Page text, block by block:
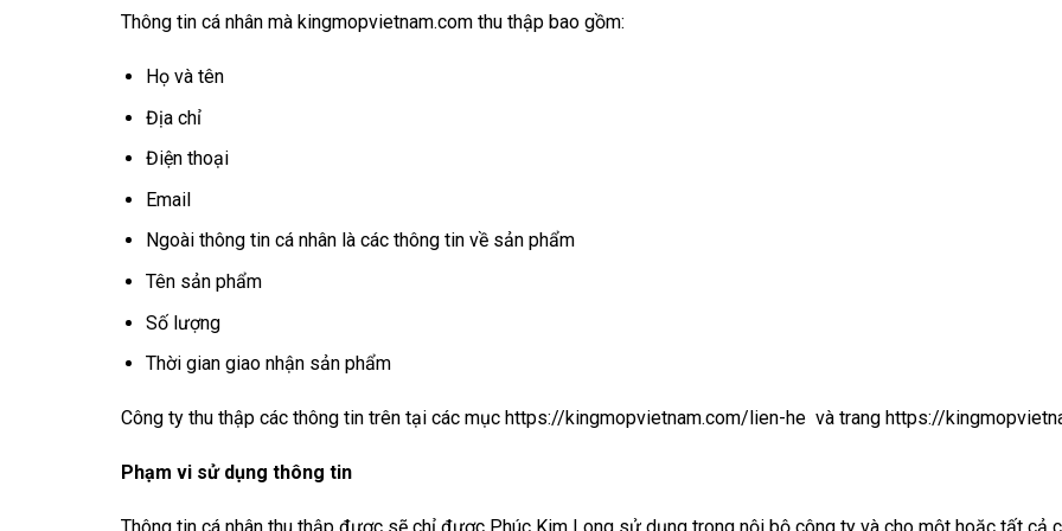
Thông tin cá nhân mà kingmopvietnam.com thu thập bao gồm:
Họ và tên
Địa chỉ
Điện thoại
Email
Ngoài thông tin cá nhân là các thông tin về sản phẩm
Tên sản phẩm
Số lượng
Thời gian giao nhận sản phẩm
Công ty thu thập các thông tin trên tại các mục https://kingmopvietnam.com/lien-he và trang https://
Phạm vi sử dụng thông tin
Thông tin cá nhân thu thập được sẽ chỉ được Phúc Kim Long sử dụng trong nội bộ công ty và cho một hoặc tất cả